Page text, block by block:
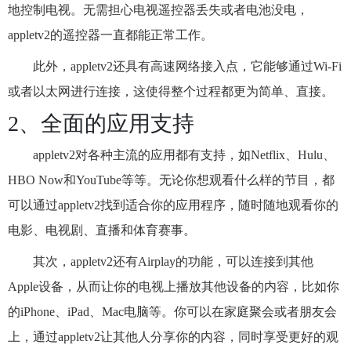
地控制电视。无需担心电视遥控器丢失或者电池没电，
appletv2的遥控器一直都能正常工作。
此外，appletv2还具有高速网络接入点，它能够通过Wi-Fi
或者以太网进行连接，这使得整个过程都更为简单、直接。
2、全面的应用支持
appletv2对各种主流的应用都有支持，如Netflix、Hulu、
HBO Now和YouTube等等。无论你想观看什么样的节目，都
可以通过appletv2找到适合你的应用程序，随时随地观看你的
电影、电视剧、直播和体育赛事。
其次，appletv2还有Airplay的功能，可以连接到其他
Apple设备，从而让你的电视上播放其他设备的内容，比如你
的iPhone、iPad、Mac电脑等。你可以在家庭聚会或者朋友会
上，通过appletv2让其他人分享你的内容，同时享受更好的观